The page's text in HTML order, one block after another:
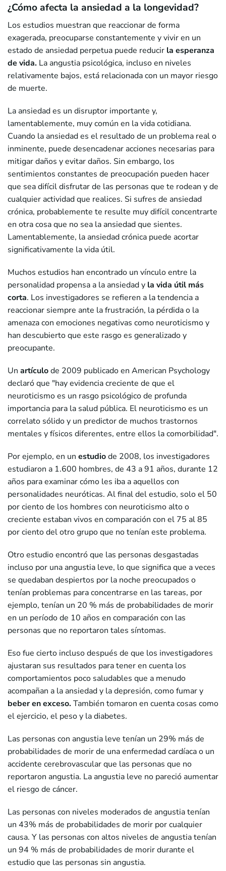
¿Cómo afecta la ansiedad a la longevidad?
Los estudios muestran que reaccionar de forma
exagerada, preocuparse constantemente y vivir en un
estado de ansiedad perpetua puede reducir la esperanza
de vida. La angustia psicológica, incluso en niveles
relativamente bajos, está relacionada con un mayor riesgo
de muerte.
La ansiedad es un disruptor importante y,
lamentablemente, muy común en la vida cotidiana.
Cuando la ansiedad es el resultado de un problema real o
inminente, puede desencadenar acciones necesarias para
mitigar daños y evitar daños. Sin embargo, los
sentimientos constantes de preocupación pueden hacer
que sea difícil disfrutar de las personas que te rodean y de
cualquier actividad que realices. Si sufres de ansiedad
crónica, probablemente te resulte muy difícil concentrarte
en otra cosa que no sea la ansiedad que sientes.
Lamentablemente, la ansiedad crónica puede acortar
significativamente la vida útil.
Muchos estudios han encontrado un vínculo entre la
personalidad propensa a la ansiedad y la vida útil más
corta. Los investigadores se refieren a la tendencia a
reaccionar siempre ante la frustración, la pérdida o la
amenaza con emociones negativas como neuroticismo y
han descubierto que este rasgo es generalizado y
preocupante.
Un artículode 2009 publicado en American Psychology
declaró que "hay evidencia creciente de que el
neuroticismo es un rasgo psicológico de profunda
importancia para la salud pública. El neuroticismo es un
correlato sólido y un predictor de muchos trastornos
mentales y físicos diferentes, entre ellos la comorbilidad".
Por ejemplo, en un estudiode 2008, los investigadores
estudiaron a 1.600 hombres, de 43 a 91 años, durante 12
años para examinar cómo les iba a aquellos con
personalidades neuróticas. Al final del estudio, solo el 50
por ciento de los hombres con neuroticismo alto o
creciente estaban vivos en comparación con el 75 al 85
por ciento del otro grupo que no tenían este problema.
Otro estudio encontró que las personas desgastadas
incluso por una angustia leve, lo que significa que a veces
se quedaban despiertos por la noche preocupados o
tenían problemas para concentrarse en las tareas, por
ejemplo, tenían un 20 % más de probabilidades de morir
en un período de 10 años en comparación con las
personas que no reportaron tales síntomas.
Eso fue cierto incluso después de que los investigadores
ajustaran sus resultados para tener en cuenta los
comportamientos poco saludables que a menudo
acompañan a la ansiedad y la depresión, como fumar y
beber en exceso.También tomaron en cuenta cosas como
el ejercicio, el peso y la diabetes.
Las personas con angustia leve tenían un 29% más de
probabilidades de morir de una enfermedad cardíaca o un
accidente cerebrovascular que las personas que no
reportaron angustia. La angustia leve no pareció aumentar
el riesgo de cáncer.
Las personas con niveles moderados de angustia tenían
un 43% más de probabilidades de morir por cualquier
causa. Y las personas con altos niveles de angustia tenían
un 94 % más de probabilidades de morir durante el
estudio que las personas sin angustia.